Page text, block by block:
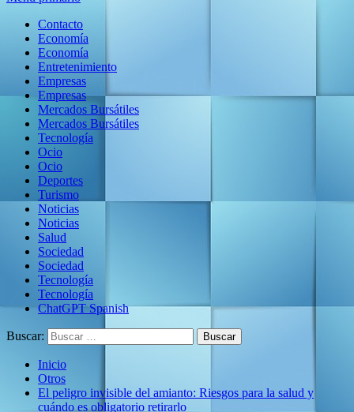
Contacto
Economía
Economía
Entretenimiento
Empresas
Empresas
Mercados Bursátiles
Mercados Bursátiles
Tecnología
Ocio
Ocio
Deportes
Turismo
Noticias
Noticias
Salud
Sociedad
Sociedad
Tecnología
Tecnología
ChatGPT Spanish
Buscar:
Inicio
Otros
El peligro invisible del amianto: Riesgos para la salud y
cuándo es obligatorio retirarlo